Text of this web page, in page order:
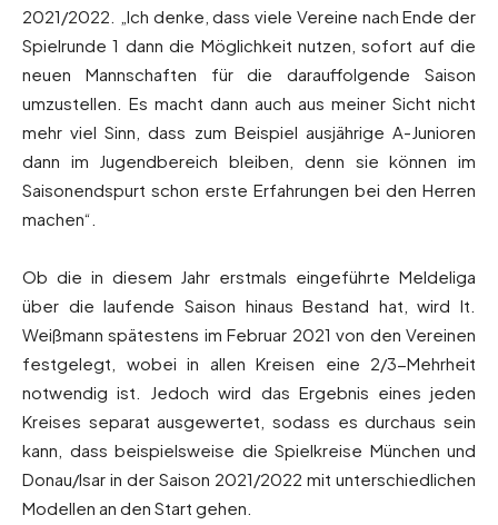
2021/2022. „Ich denke, dass viele Vereine nach Ende der
Spielrunde 1 dann die Möglichkeit nutzen, sofort auf die
neuen Mannschaften für die darauffolgende Saison
umzustellen. Es macht dann auch aus meiner Sicht nicht
mehr viel Sinn, dass zum Beispiel ausjährige A-Junioren
dann im Jugendbereich bleiben, denn sie können im
Saisonendspurt schon erste Erfahrungen bei den Herren
machen“.
Ob die in diesem Jahr erstmals eingeführte Meldeliga
über die laufende Saison hinaus Bestand hat, wird lt.
Weißmann spätestens im Februar 2021 von den Vereinen
festgelegt, wobei in allen Kreisen eine 2/3-Mehrheit
notwendig ist. Jedoch wird das Ergebnis eines jeden
Kreises separat ausgewertet, sodass es durchaus sein
kann, dass beispielsweise die Spielkreise München und
Donau/Isar in der Saison 2021/2022 mit unterschiedlichen
Modellen an den Start gehen.